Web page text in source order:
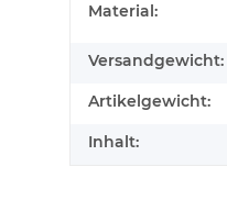
Produkteigenschaft
Wert
Material:
Versandgewicht:
Artikelgewicht:
Inhalt: